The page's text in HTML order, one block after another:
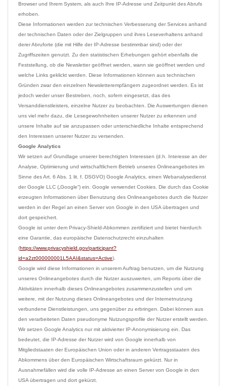
Browser und Ihrem System, als auch Ihre IP-Adresse und Zeitpunkt des Abrufs
erhoben.
Diese Informationen werden zur technischen Verbesserung der Services anhand
der technischen Daten oder der Zielgruppen und ihres Leseverhaltens anhand
derer Abruforte (die mit Hilfe der IP-Adresse bestimmbar sind) oder der
Zugriffszeiten genutzt. Zu den statistischen Erhebungen gehört ebenfalls die
Feststellung, ob die Newsletter geöffnet werden, wann sie geöffnet werden und
welche Links geklickt werden. Diese Informationen können aus technischen
Gründen zwar den einzelnen Newsletterempfängern zugeordnet werden. Es ist
jedoch weder unser Bestreben, noch, sofern eingesetzt, das des
Versanddienstleisters, einzelne Nutzer zu beobachten. Die Auswertungen dienen
uns viel mehr dazu, die Lesegewohnheiten unserer Nutzer zu erkennen und
unsere Inhalte auf sie anzupassen oder unterschiedliche Inhalte entsprechend
Google Analytics
Wir setzen auf Grundlage unserer berechtigten Interessen (d.h. Interesse an der
Analyse, Optimierung und wirtschaftlichem Betrieb unseres Onlineangebotes im
Sinne des Art. 6 Abs. 1 lit. f. DSGVO) Google Analytics, einen Webanalysedienst
der Google LLC („Google“) ein. Google verwendet Cookies. Die durch das Cookie
erzeugten Informationen über Benutzung des Onlineangebotes durch die Nutzer
werden in der Regel an einen Server von Google in den USA übertragen und
dort gespeichert.
Google ist unter dem Privacy-Shield-Abkommen zertifiziert und bietet hierdurch
eine Garantie, das europäische Datenschutzrecht einzuhalten
(https://www.privacyshield.gov/participant?
id=a2zt000000001L5AAI&status=Active).
Google wird diese Informationen in unserem Auftrag benutzen, um die Nutzung
unseres Onlineangebotes durch die Nutzer auszuwerten, um Reports über die
Aktivitäten innerhalb dieses Onlineangebotes zusammenzustellen und um
weitere, mit der Nutzung dieses Onlineangebotes und der Internetnutzung
verbundene Dienstleistungen, uns gegenüber zu erbringen. Dabei können aus
den verarbeiteten Daten pseudonyme Nutzungsprofile der Nutzer erstellt werden.
Wir setzen Google Analytics nur mit aktivierter IP-Anonymisierung ein. Das
bedeutet, die IP-Adresse der Nutzer wird von Google innerhalb von
Mitgliedstaaten der Europäischen Union oder in anderen Vertragsstaaten des
Abkommens über den Europäischen Wirtschaftsraum gekürzt. Nur in
Ausnahmefällen wird die volle IP-Adresse an einen Server von Google in den
USA übertragen und dort gekürzt.